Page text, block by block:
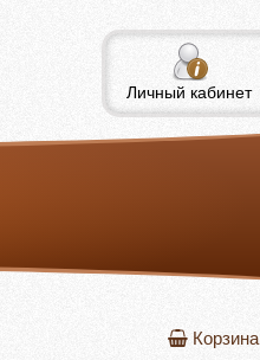
Личный кабинет
Корзина